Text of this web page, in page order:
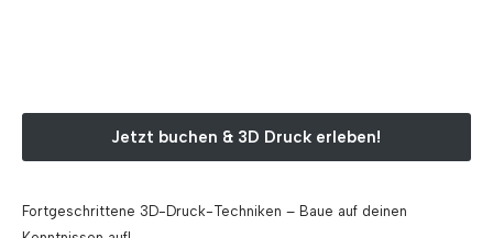
Jetzt buchen & 3D Druck erleben!
Fortgeschrittene 3D-Druck-Techniken – Baue auf deinen